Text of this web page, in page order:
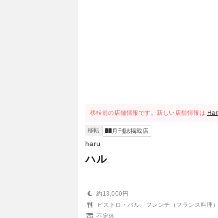
移転前の店舗情報です。新しい店舗情報は
移転 月刊誌掲載店
haru
ハル
約13,000円
ビストロ・バル、フレンチ（フランス料理
不定休